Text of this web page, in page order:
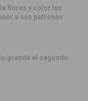
flores y color las
a sus patronas
grande el segundo